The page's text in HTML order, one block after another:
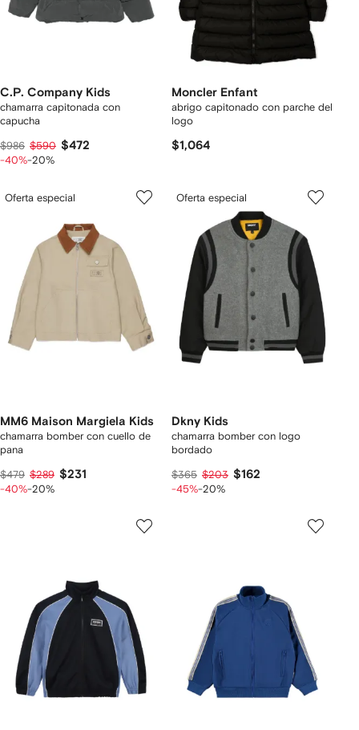
C.P. Company Kids
chamarra capitonada con
capucha
$986 $590 $472
-40%-20%
Moncler Enfant
abrigo capitonado con parche del
logo
$1,064
Oferta especial
MM6 Maison Margiela Kids
chamarra bomber con cuello de
pana
$479 $289 $231
-40%-20%
Oferta especial
Dkny Kids
chamarra bomber con logo
bordado
$365 $203 $162
-45%-20%